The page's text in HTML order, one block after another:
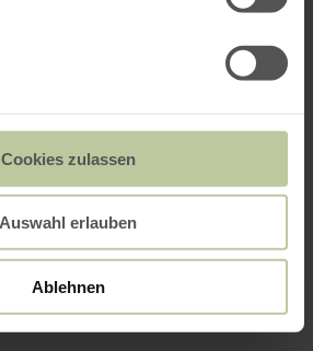
Cookies zulassen
Auswahl erlauben
Ablehnen